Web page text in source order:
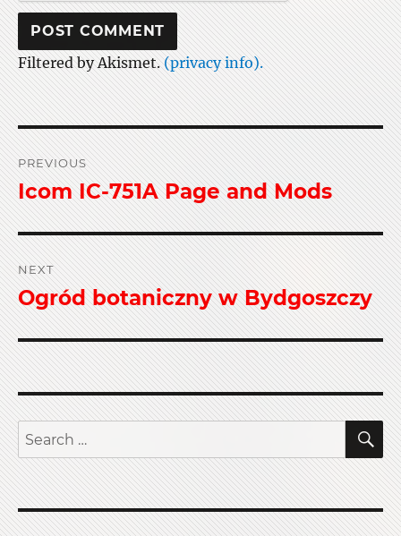
Filtered by Akismet. (privacy info).
Post
navigation
PREVIOUS
Previous
post:
Icom IC-751A Page and Mods
NEXT
Next
post:
Ogród botaniczny w Bydgoszczy
Search
for: